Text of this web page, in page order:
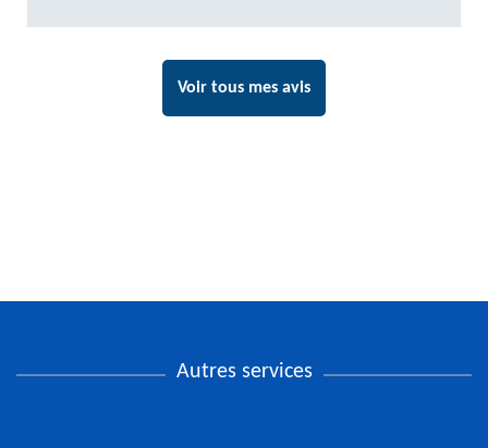
Voir tous mes avis
Autres services